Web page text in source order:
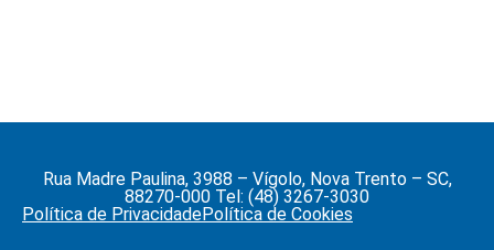
Rua Madre Paulina, 3988 – Vígolo, Nova Trento – SC,
88270-000 Tel: (48) 3267-3030
Política de PrivacidadePolítica de Cookies